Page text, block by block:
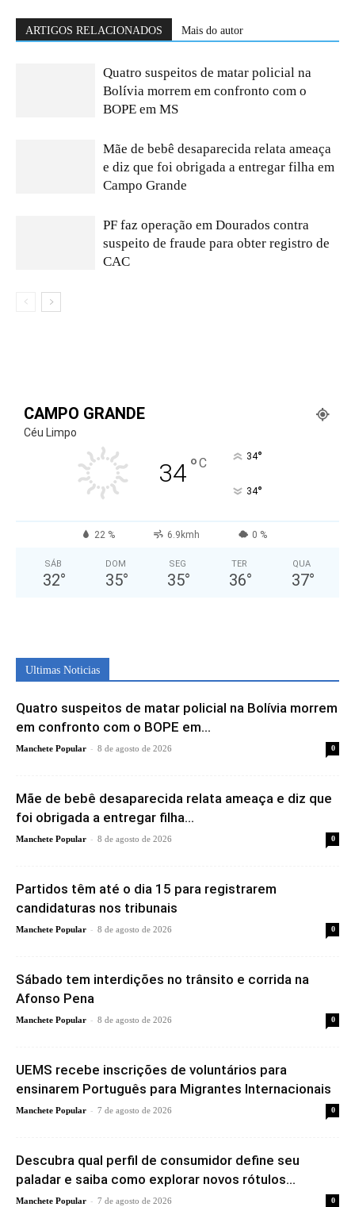
ARTIGOS RELACIONADOS Mais do autor
Quatro suspeitos de matar policial na
Bolívia morrem em confronto com o
BOPE em MS
Mãe de bebê desaparecida relata ameaça
e diz que foi obrigada a entregar filha em
Campo Grande
PF faz operação em Dourados contra
suspeito de fraude para obter registro de
CAC
CAMPO GRANDE
Céu Limpo
34°C 34°
34°
22 % 6.9kmh 0 %
SÁB
32°
DOM
35°
SEG
35°
TER
36°
QUA
37°
Ultimas Noticias
Quatro suspeitos de matar policial na Bolívia morrem
em confronto com o BOPE em...
Manchete Popular - 8 de agosto de 2026 0
Mãe de bebê desaparecida relata ameaça e diz que
foi obrigada a entregar filha...
Manchete Popular - 8 de agosto de 2026 0
Partidos têm até o dia 15 para registrarem
candidaturas nos tribunais
Manchete Popular - 8 de agosto de 2026 0
Sábado tem interdições no trânsito e corrida na
Afonso Pena
Manchete Popular - 8 de agosto de 2026 0
UEMS recebe inscrições de voluntários para
ensinarem Português para Migrantes Internacionais
Manchete Popular - 7 de agosto de 2026 0
Descubra qual perfil de consumidor define seu
paladar e saiba como explorar novos rótulos...
Manchete Popular - 7 de agosto de 2026 0